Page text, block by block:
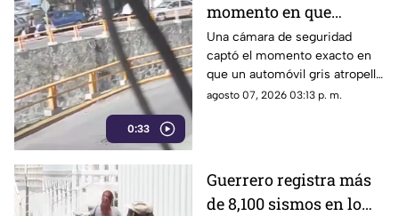
0:33
momento en que
vehículo embiste a una
familia en
Chilpancingo
Una cámara de seguridad
captó el momento exacto en
que un automóvil gris atropelló
a una familia que caminaba
agosto 07, 2026 03:13 p. m.
Guerrero registra más
de 8,100 sismos en lo